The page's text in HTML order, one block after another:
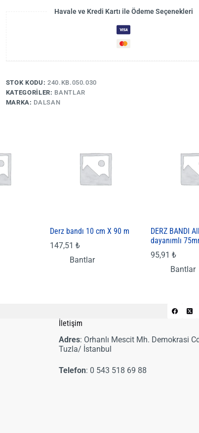
Havale ve Kredi Kartı ile Ödeme Seçenekleri
STOK KODU: 240.KB.050.030
KATEGORILER: BANTLAR
MARKA: DALSAN
Derz bandı 10 cm X 90 m
147,51₺
Bantlar
DERZ BANDI
dayanımlı
95,91 ₺
Bantlar
İletişim
Adres: Orhanlı Mescit Mh. Demokrasi
Tuzla/ İstanbul
Telefon: 0 543 518 69 88